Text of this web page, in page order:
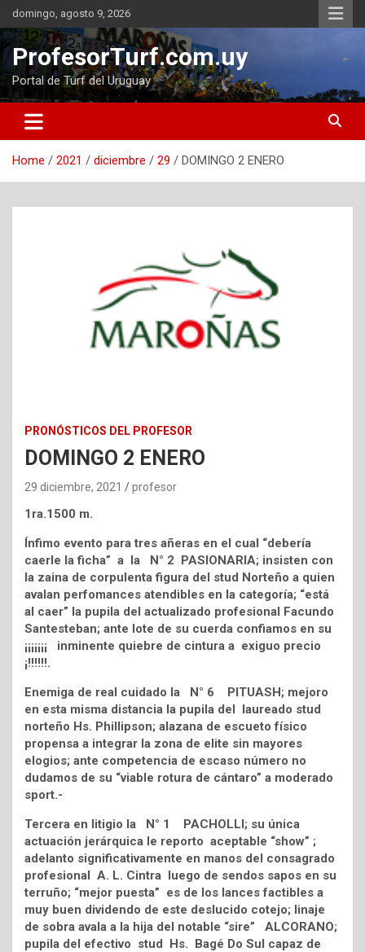
Skip
to
content
domingo, agosto 9, 2026
ProfesorTurf.com.uy
Portal de Turf del Uruguay
Home 2021 diciembre 29 DOMINGO 2 ENERO
PRONÓSTICOS DEL PROFESOR
DOMINGO 2 ENERO
29 diciembre, 2021 profesor
1ra.1500 m.
Ínfimo evento para tres añeras en el cual “debería
caerle la ficha” a la N° 2 PASIONARIA; insisten con
la zaina de corpulenta figura del stud Norteño a quien
avalan perfomances atendibles en la categoría; “está
al caer” la pupila del actualizado profesional Facundo
Santesteban; ante lote de su cuerda confiamos en su
¡¡¡¡¡¡¡ inminente quiebre de cintura a exiguo precio
¡!!!!!!.
Enemiga de real cuidado la N° 6 PITUASH; mejoro
en esta misma distancia la pupila del laureado stud
norteño Hs. Phillipson; alazana de escueto físico
propensa a integrar la zona de elite sin mayores
elogios; ante competencia de escaso número no
dudamos de su “viable rotura de cántaro” a moderado
sport.-
Tercera en litigio la N° 1 PACHOLLI; su única
actuación jerárquica le reporto aceptable “show” ;
adelanto significativamente en manos del consagrado
profesional A. L. Cintra luego de sendos sapos en su
terruño; “mejor puesta” es de los lances factibles a
muy buen dividendo de este deslucido cotejo; linaje
de sobra avala a la hija del notable “sire” ALCORANO;
pupila del efectivo stud Hs. Bagé Do Sul capaz de